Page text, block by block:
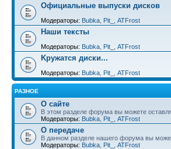
Официальные выпуски дисков
Модераторы: Bubka Pit_ ATFrost
Наши тексты
Модераторы: Bubka Pit_ ATFrost
Kружатся диски...
Модераторы: Bubka Pit_ ATFrost
РАЗНОЕ
О сайте
В этом разделе форума вы можете
Модераторы: Bubka Pit_ ATFrost
О передаче
В данном разделе нашего форума вы
Модераторы: Bubka Pit_ ATFrost